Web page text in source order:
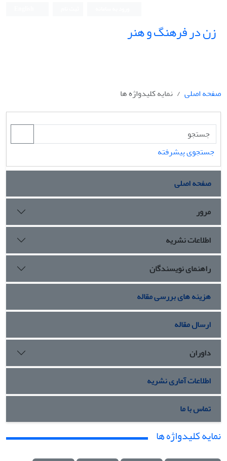
زن در فرهنگ و هنر
صفحه اصلی نمایه کلیدواژه ها
جستجوی پیشرفته
صفحه اصلی
مرور
اطلاعات نشریه
راهنمای نویسندگان
هزینه های بررسی مقاله
ارسال مقاله
داوران
اطلاعات آماری نشریه
تماس با ما
نمایه کلیدواژه ها